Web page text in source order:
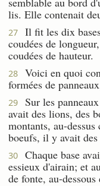
lis. Elle contenait
27
Il fit les dix
coudées de
coudées de hauteur.
28
Voici en quoi
formées de
29
Sur les
avait des lions, des
montants, au-
boeufs, il y avait
30
Chaque base
essieux d'airain; et
de fonte, au-